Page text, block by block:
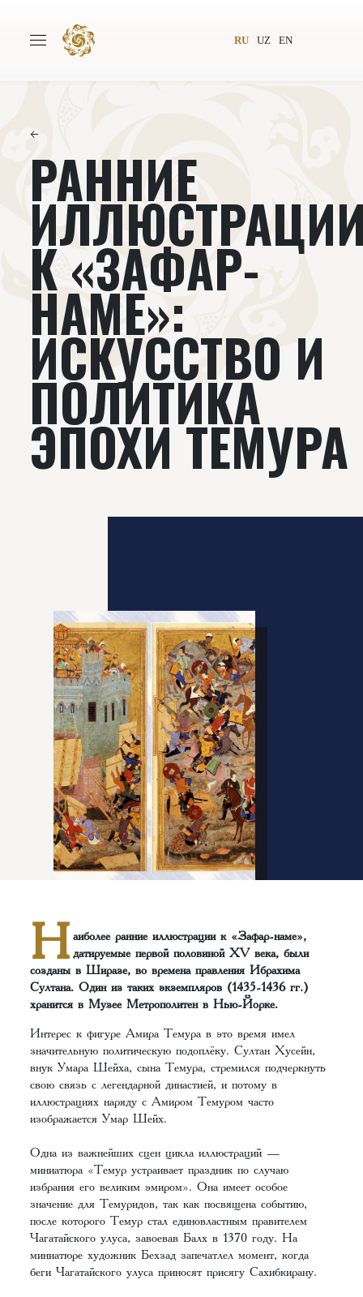
RU UZ EN
Авторы
Издательство
Проекты Подкасты
Книги Видеолекторий
←
РАННИЕ
К «ЗАФАР-
НАМЕ»:
ИСКУССТВО И
ПОЛИТИКА
ЭПОХИ ТЕМУРА
Н аиболее ранние иллюстрации к «Зафар-наме»,
датируемые первой половиной XV века, были
созданы в Ширазе, во времена правления Ибрахима
Султана. Один из таких экземпляров (1435-1436 гг.)
хранится в Музее Метрополитен в Нью-Йорке.
Интерес к фигуре Амира Темура в это время имел
значительную политическую подоплёку. Султан Хусейн,
внук Умара Шейха, сына Темура, стремился подчеркнуть
свою связь с легендарной династией, и потому в
иллюстрациях наряду с Амиром Темуром часто
изображается Умар Шейх.
Одна из важнейших сцен цикла иллюстраций —
миниатюра «Темур устраивает праздник по случаю
избрания его великим эмиром». Она имеет особое
значение для Темуридов, так как посвящена событию,
после которого Темур стал единовластным правителем
Чагатайского улуса, завоевав Балх в 1370 году. На
миниатюре художник Бехзад запечатлел момент, когда
беги Чагатайского улуса приносят присягу Сахибкирану.